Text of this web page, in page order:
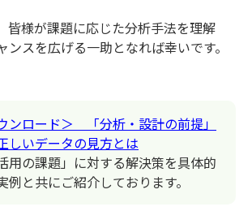
皆様が課題に応じた分析手法を理解
ンスを広げる一助となれば幸いです。
ンロード＞ 「分析・設計の前提」
しいデータの見方とは
用の課題」に対する解決策を具体的
例と共にご紹介しております。